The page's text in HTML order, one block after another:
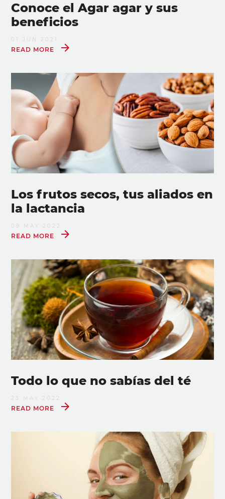
Conoce el Agar agar y sus
beneficios
01 JUN 2021
READ MORE
Los frutos secos, tus aliados en
la lactancia
09 MAY 2022
READ MORE
Todo lo que no sabías del té
23 MAY 2022
READ MORE